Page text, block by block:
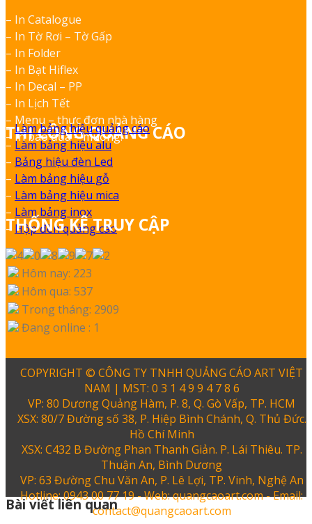
– In Catalogue
– In Tờ Rơi – Tờ Gấp
– In Folder
– In Bạt Hiflex
– In Decal – PP
– In Lịch Tết
– Menu – thực đơn nhà hàng
– In bao đũa – muỗng.
THI CÔNG QUẢNG CÁO
–Làm bảng hiệu quảng cáo
– Làm bảng hiệu alu
– Bảng hiệu đèn Led
– Làm bảng hiệu gỗ
– Làm bảng hiệu mica
– Làm bảng inox
– Hộp đèn quảng cáo
THỐNG KÊ TRUY CẬP
Hôm nay: 223
Hôm qua: 537
Trong tháng: 2909
Đang online : 1
COPYRIGHT © CÔNG TY TNHH QUẢNG CÁO ART VIỆT
NAM | MST: 0 3 1 4 9 9 4 7 8 6
VP: 80 Dương Quảng Hàm, P. 8, Q. Gò Vấp, TP. HCM
XSX: 80/7 Đường số 38, P. Hiệp Bình Chánh, Q. Thủ Đức.
Hồ Chí Minh
XSX: C432 B Đường Phan Thanh Giản. P. Lái Thiêu. TP.
Thuận An, Bình Dương
VP: 63 Đường Chu Văn An, P. Lê Lợi, TP. Vinh, Nghệ An
Hotline: 0943 00 77 19 - Web: quangcaoart.com - Email:
contact@quangcaoart.com
Bài viết liên quan